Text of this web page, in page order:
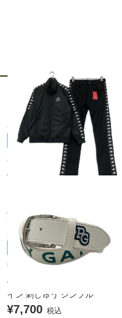
Kappa/カッパ
未使用品 メンズ カッパゴルフ K
APPA GOLF セットアップ M ブ
ラック 黒 長袖ダブルジップブ
¥11,000 税込
PEARLY GATES/パーリーゲイツ
中古 パーリーゲイツ PEARLY G
ATES ベルト ホワイト ロゴデザ
イン 刺しゅう シンプル
¥7,700 税込